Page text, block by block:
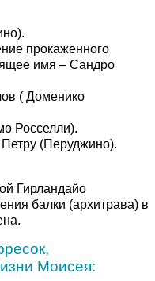
прокаженного
имя – Сандро
( Доменико
Росселли).
(Перуджино).
Гирландайо
балки (архитрава) в
Моисея: